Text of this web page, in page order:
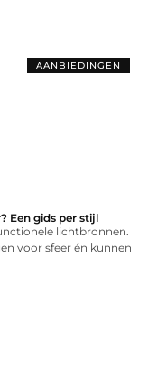
AANBIEDINGEN
Een gids per stijl
lichtbronnen.
voor sfeer én kunnen